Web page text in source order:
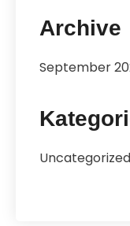
Archive
September
Uncategorized